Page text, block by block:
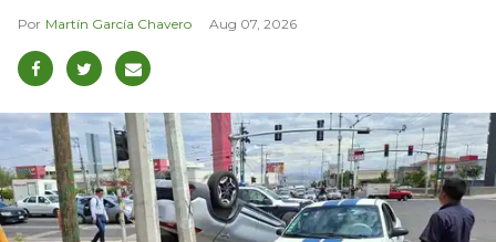
Martín García Chavero Aug 07, 2026